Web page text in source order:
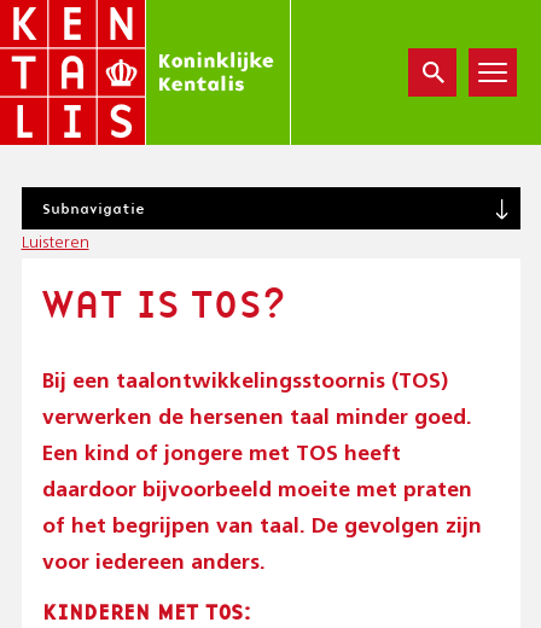
Overslaan
en
de
inhoud
U
B
Subnavigatie
Luisteren
WAT IS TOS?
Bij een taalontwikkelingsstoornis (TOS)
verwerken de hersenen taal minder goed.
Een kind of jongere met TOS heeft
daardoor bijvoorbeeld moeite met praten
of het begrijpen van taal. De gevolgen zijn
voor iedereen anders.
KINDEREN MET TOS: